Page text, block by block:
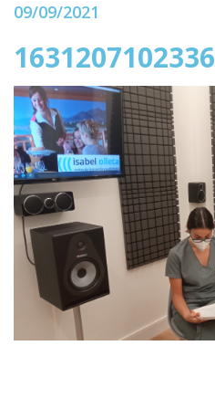
09/09/2021
1631207102336